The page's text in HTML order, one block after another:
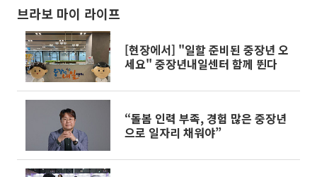
브라보 마이 라이프
[현장에서] "일할 준비된 중장년 오
세요" 중장년내일센터 함께 뛴다
“돌봄 인력 부족, 경험 많은 중장년
으로 일자리 채워야”